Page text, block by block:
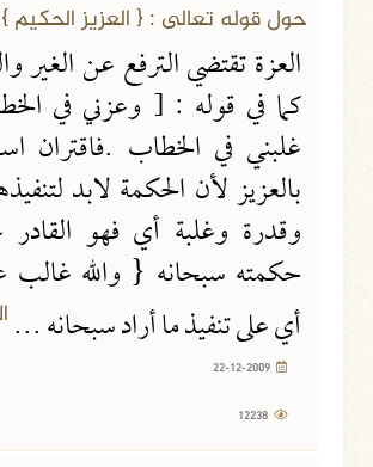
حول قوله تعالى : { العزيز الحكيم }
العزة تقتضي الترفع عن الغير
كما في قوله : [ وعزني في
غلبني في الخطاب .فاقتران
بالعزيز لأن الحكمة لابد
وقدرة وغلبة أي فهو القادر
حكمته سبحانه { والله غالب
أي على تنفيذ ما أراد سبحانه ...